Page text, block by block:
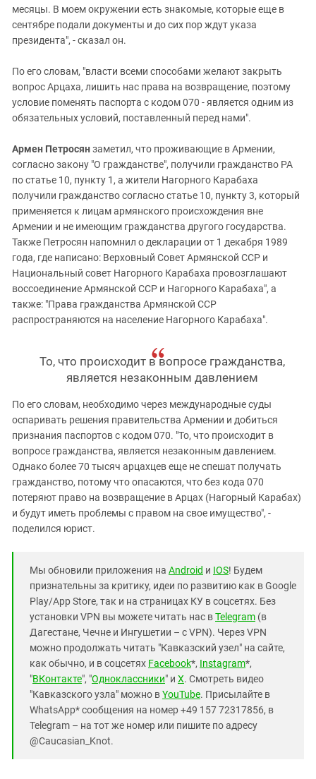
месяцы. В моем окружении есть знакомые, которые еще в
сентябре подали документы и до сих пор ждут указа
президента", - сказал он.
По его словам, "власти всеми способами желают закрыть
вопрос Арцаха, лишить нас права на возвращение, поэтому
условие поменять паспорта с кодом 070 - является одним из
обязательных условий, поставленный перед нами".
Армен Петросянзаметил, что проживающие в Армении,
согласно закону "О гражданстве", получили гражданство РА
по статье 10, пункту 1, а жители Нагорного Карабаха
получили гражданство согласно статье 10, пункту 3, который
применяется к лицам армянского происхождения вне
Армении и не имеющим гражданства другого государства.
Также Петросян напомнил о декларации от 1 декабря 1989
года, где написано: Верховный Совет Армянской ССР и
Национальный совет Нагорного Карабаха провозглашают
воссоединение Армянской ССР и Нагорного Карабаха", а
также: "Права гражданства Армянской ССР
распространяются на население Нагорного Карабаха".
То, что происходит в вопросе гражданства,
является незаконным давлением
По его словам, необходимо через международные суды
оспаривать решения правительства Армении и добиться
признания паспортов с кодом 070. "То, что происходит в
вопросе гражданства, является незаконным давлением.
Однако более 70 тысяч арцахцев еще не спешат получать
гражданство, потому что опасаются, что без кода 070
потеряют право на возвращение в Арцах (Нагорный Карабах)
и будут иметь проблемы с правом на свое имущество", -
поделился юрист.
Мы обновили приложения на Android и IOS! Будем
признательны за критику, идеи по развитию как в Google
Play/App Store, так и на страницах КУ в соцсетях. Без
установки VPN вы можете читать нас вTelegram (в
Дагестане, Чечне и Ингушетии – с VPN). Через VPN
можно продолжать читать "Кавказский узел" на сайте,
как обычно, и в соцсетях Facebook*, Instagram*,
"ВКонтакте", "Одноклассники" и X. Смотреть видео
"Кавказского узла" можно вYouTube. Присылайте в
WhatsApp* сообщения на номер +49 157 72317856, в
Telegram – на тот же номер или пишите по адресу
@Caucasian_Knot.